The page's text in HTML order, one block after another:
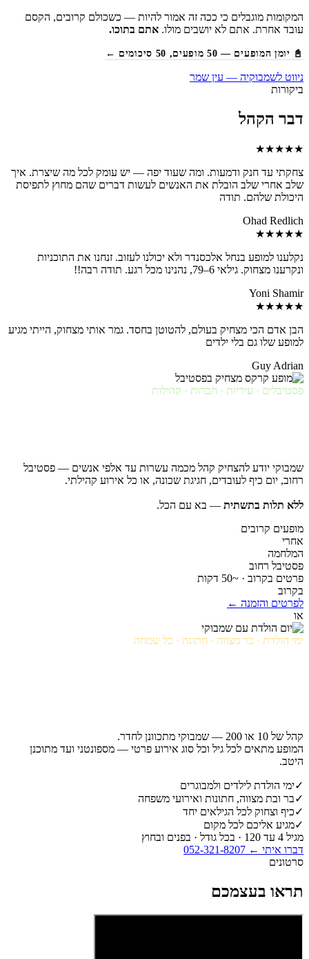
המקומות מוגבלים כי ככה זה אמור להיות — כשכולם קרובים, הקסם
עובד אחרת. אתם לא יושבים מולו. אתם בתוכו.
📓 יומן המופעים — 50 מופעים, 50 סיכומים ←
ניווט לשמבוקיה — עין שמר
ביקורות
דבר הקהל
★★★★★
צחקתי עד חנק ודמעות. ומה שעוד יפה — יש עומק לכל מה שיצרת. איך
שלב אחרי שלב הובלת את האנשים לעשות דברים שהם מחוץ לתפיסת
היכולת שלהם. תודה
Ohad Redlich
★★★★★
נקלענו למופע בנחל אלכסנדר ולא יכולנו לעזוב. זנחנו את התוכניות
ונקרענו מצחוק. גילאי 6–79, נהנינו מכל רגע. תודה רבה!!
Yoni Shamir
★★★★★
הבן אדם הכי מצחיק בעולם, להטוטן בחסד. גמר אותי מצחוק, הייתי מגיע
למופע שלו גם בלי ילדים
Guy Adrian
פסטיבלים · עיריות · חברות · קהילות
שמבוקי יודע להצחיק קהל מכמה עשרות עד אלפי אנשים — פסטיבל
רחוב, יום כיף לעובדים, חגיגת שכונה, או כל אירוע קהילתי.
ללא תלות בתשתית — בא עם הכל.
מופעים קרובים
אחרי
המלחמה
פסטיבל רחוב
פרטים בקרוב · ~50 דקות
בקרוב
לפרטים והזמנה ←
או
ימי הולדת · בר מצווה · חתונה · כל שמחה
קהל של 10 או 200 — שמבוקי מתכוונן לחדר.
המופע מתאים לכל גיל וכל סוג אירוע פרטי — מספונטני ועד מתוכנן
היטב.
✓ימי הולדת לילדים ולמבוגרים
✓בר ובת מצווה, חתונות ואירועי משפחה
✓כיף וצחוק לכל הגילאים יחד
✓מגיע אליכם לכל מקום
מגיל 4 עד 120 · בכל גודל · בפנים ובחוץ
דברו איתי ← 052-321-8207
סרטונים
תראו בעצמכם